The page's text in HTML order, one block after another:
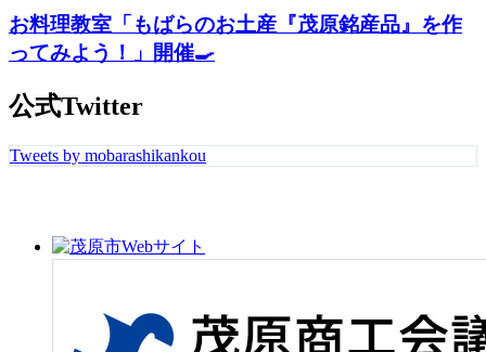
お料理教室「もばらのお土産『茂原銘産品』を作
ってみよう！」開催🍳
公式Twitter
Tweets by mobarashikankou